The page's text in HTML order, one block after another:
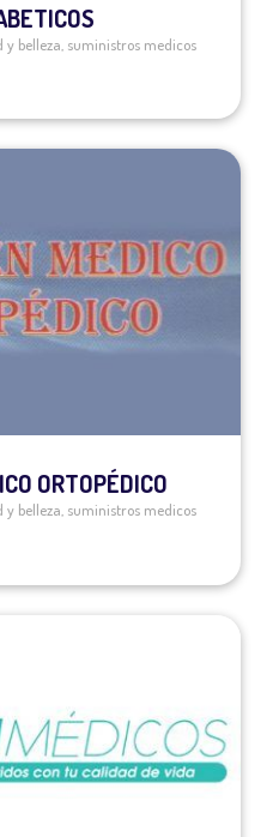
y belleza suministros medicos
ORTOPÉDICO
y belleza, suministros medicos